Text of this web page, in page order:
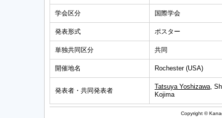
学会区分 国際学会
発表形式 ポスター
単独共同区分 共同
開催地名 Rochester (USA)
発表者・共同発表者
Tatsuya Yoshizawa,
Kojima
Copyright ©